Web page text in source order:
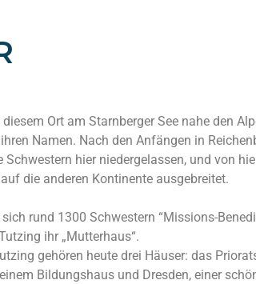
Ort am Starnberger See nahe den
Namen. Nach den Anfängen in
Schwestern hier niedergelassen, und von
die anderen Kontinente ausgebreitet.
rund 1300 Schwestern “Missions-
ihr „Mutterhaus“.
gehören heute drei Häuser: das
Bildungshaus und Dresden, einer